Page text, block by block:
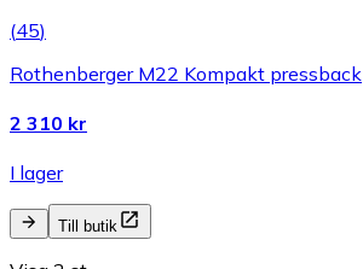
(45)
Rothenberger M22 Kompakt pressback
2 310 kr
I lager
Till butik